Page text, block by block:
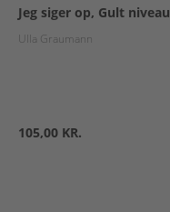
Jeg siger op, Gult niveau
Ulla Graumann
105,00 KR.